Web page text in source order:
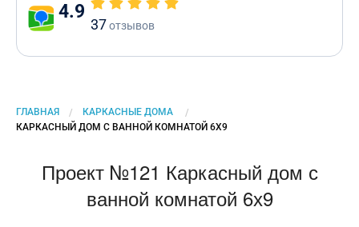
4.9
37отзывов
ГЛАВНАЯ
КАРКАСНЫЕ ДОМА
CURRENT:
КАРКАСНЫЙ ДОМ С ВАННОЙ КОМНАТОЙ 6Х9
Проект №121 Каркасный дом с
ванной комнатой 6х9